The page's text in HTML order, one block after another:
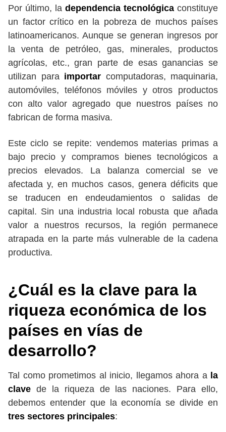
Por último, la dependencia tecnológica constituye
un factor crítico en la pobreza de muchos países
latinoamericanos. Aunque se generan ingresos por
la venta de petróleo, gas, minerales, productos
agrícolas, etc., gran parte de esas ganancias se
utilizan para importar computadoras, maquinaria,
automóviles, teléfonos móviles y otros productos
con alto valor agregado que nuestros países no
fabrican de forma masiva.
Este ciclo se repite: vendemos materias primas a
bajo precio y compramos bienes tecnológicos a
precios elevados. La balanza comercial se ve
afectada y, en muchos casos, genera déficits que
se traducen en endeudamientos o salidas de
capital. Sin una industria local robusta que añada
valor a nuestros recursos, la región permanece
atrapada en la parte más vulnerable de la cadena
productiva.
¿Cuál es la clave para la
riqueza económica de los
países en vías de
desarrollo?
Tal como prometimos al inicio, llegamos ahora a la
clave de la riqueza de las naciones. Para ello,
debemos entender que la economía se divide en
tres sectores principales: